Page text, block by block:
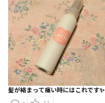
髪が絡まって痛い時にはこれです✨